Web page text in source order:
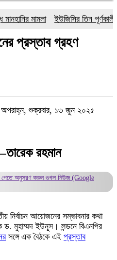
মামলা ইউজিসির তিন পূর্ণকালীন
প্রস্তাব গ্রহণ
শুক্রবার, ১৩ জুন ২০২৫
রহমান
পেতে অনুসরণ করুন গুগল নিউজ (Google
নির্বাচন আয়োজনের সম্ভাবনার কথা
ড. মুহাম্মদ ইউনূস। লন্ডনে বিএনপির
সঙ্গে এক বৈঠকে এই প্রস্তাব